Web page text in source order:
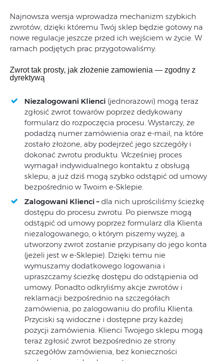
Najnowsza wersja wprowadza mechanizm szybkich
zwrotów, dzięki któremu Twój sklep będzie gotowy na
nowe regulacje jeszcze przed ich wejściem w życie. W
ramach podjętych prac przygotowaliśmy:
Zwrot tak prosty, jak złożenie zamowienia — zgodny z
dyrektywą
Niezalogowani Klienci (jednorazowi) mogą teraz
zgłosić zwrot towarów poprzez dedykowany
formularz do rozpoczęcia procesu. Wystarczy, że
podadzą numer zamówienia oraz e-mail, na które
zostało złożone, aby podejrzeć jego szczegóły i
dokonać zwrotu produktu. Wcześniej proces
wymagał indywidualnego kontaktu z obsługą
sklepu, a już dziś mogą szybko odstąpić od umowy
bezpośrednio w Twoim e-Sklepie.
Zalogowani Klienci – dla nich uprościliśmy ścieżkę
dostępu do procesu zwrotu. Po pierwsze mogą
odstąpić od umowy poprzez formularz dla Klienta
niezalogowanego, o którym piszemy wyżej, a
utworzony zwrot zostanie przypisany do jego konta
(jeżeli jest w e-Sklepie). Dzięki temu nie
wymuszamy dodatkowego logowania i
upraszczamy ścieżkę dostępu do odstąpienia od
umowy. Ponadto odkryliśmy akcje zwrotów i
reklamacji bezpośrednio na szczegółach
zamówienia, po zalogowaniu do profilu Klienta.
Przyciski są widoczne i dostępne przy każdej
pozycji zamówienia. Klienci Twojego sklepu mogą
teraz zgłosić zwrot bezpośrednio ze strony
szczegółów zamówienia, bez konieczności